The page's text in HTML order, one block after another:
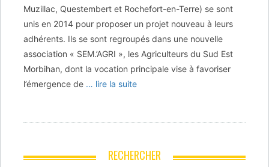
Muzillac, Questembert et Rochefort-en-Terre) se sont
unis en 2014 pour proposer un projet nouveau à leurs
adhérents. Ils se sont regroupés dans une nouvelle
association « SEM.’AGRI », les Agriculteurs du Sud Est
Morbihan, dont la vocation principale vise à favoriser
l’émergence de … lire la suite
RECHERCHER